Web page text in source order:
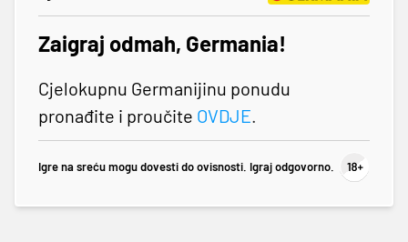
Zaigraj odmah, Germania!
Cjelokupnu Germanijinu ponudu
pronađite i proučite OVDJE.
Igre na sreću mogu dovesti do ovisnosti. Igraj odgovorno.